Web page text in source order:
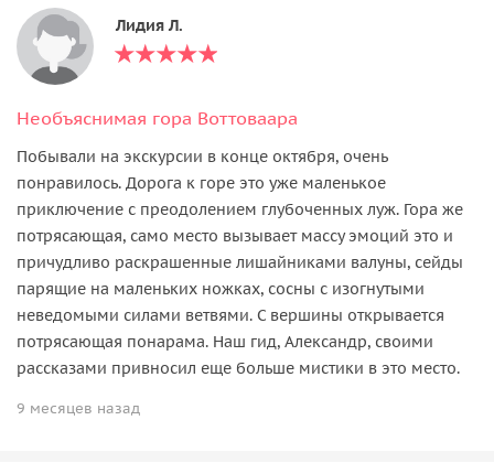
Лидия Л.
Необъяснимая гора Воттоваара
Побывали на экскурсии в конце октября, очень
понравилось. Дорога к горе это уже маленькое
приключение с преодолением глубоченных луж. Гора же
потрясающая, само место вызывает массу эмоций это и
причудливо раскрашенные лишайниками валуны, сейды
парящие на маленьких ножках, сосны с изогнутыми
неведомыми силами ветвями. С вершины открывается
потрясающая понарама. Наш гид, Александр, своими
рассказами привносил еще больше мистики в это место.
9 месяцев назад